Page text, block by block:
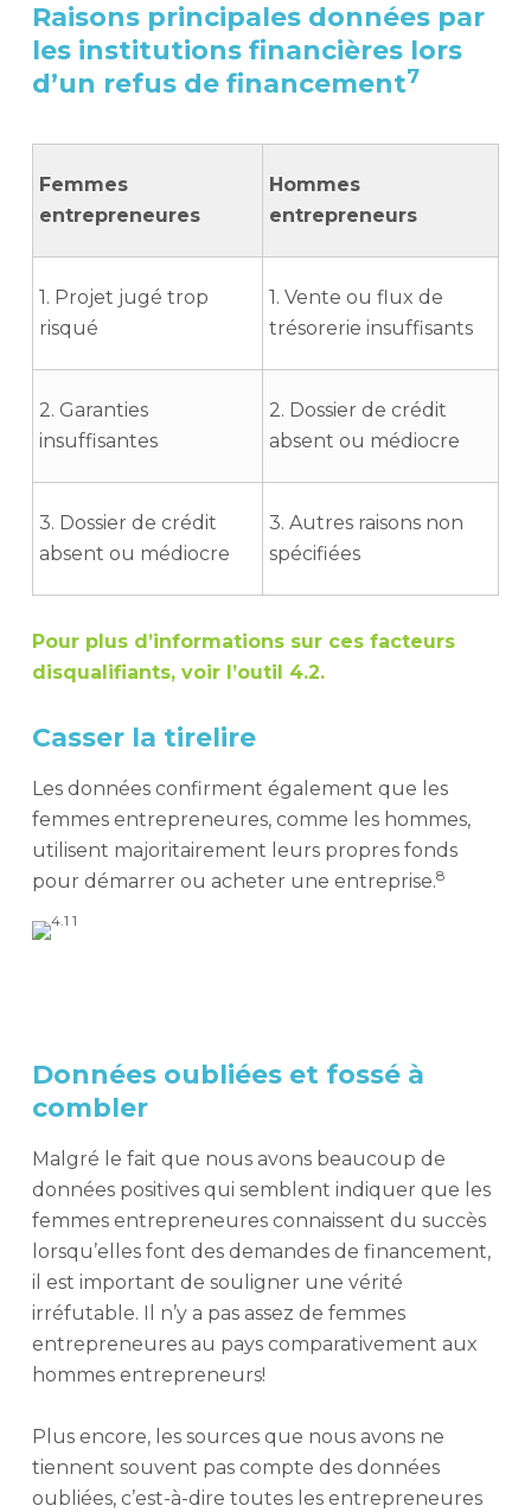
Raisons principales données par
les institutions financières lors
d’un refus de financement7
Femmes
entrepreneures
Hommes
entrepreneurs
1. Projet jugé trop
risqué
1. Vente ou flux de
trésorerie insuffisants
2. Garanties
insuffisantes
2. Dossier de crédit
absent ou médiocre
3. Dossier de crédit
absent ou médiocre
3. Autres raisons non
spécifiées
Pour plus d’informations sur ces facteurs
disqualifiants, voir l’outil 4.2.
Casser la tirelire
Les données confirment également que les
femmes entrepreneures, comme les hommes,
utilisent majoritairement leurs propres fonds
pour démarrer ou acheter une entreprise.8
Données oubliées et fossé à
combler
Malgré le fait que nous avons beaucoup de
données positives qui semblent indiquer que les
femmes entrepreneures connaissent du succès
lorsqu’elles font des demandes de financement,
il est important de souligner une vérité
irréfutable. Il n’y a pas assez de femmes
entrepreneures au pays comparativement aux
hommes entrepreneurs!
Plus encore, les sources que nous avons ne
tiennent souvent pas compte des données
oubliées, c’est-à-dire toutes les entrepreneures